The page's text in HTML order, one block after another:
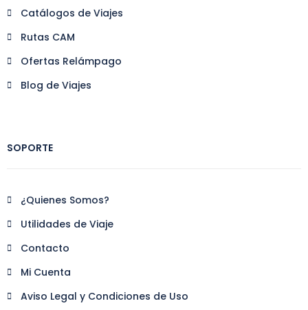
Catálogos de Viajes
Rutas CAM
Ofertas Relámpago
Blog de Viajes
SOPORTE
¿Quienes Somos?
Utilidades de Viaje
Contacto
Mi Cuenta
Aviso Legal y Condiciones de Uso